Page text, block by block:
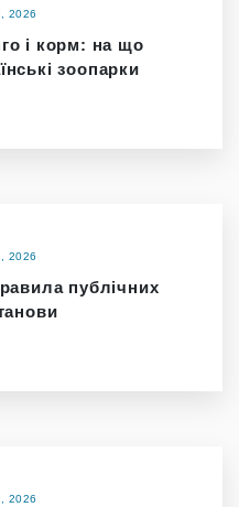
2026
і корм: на що
зоопарки
2026
публічних
2026